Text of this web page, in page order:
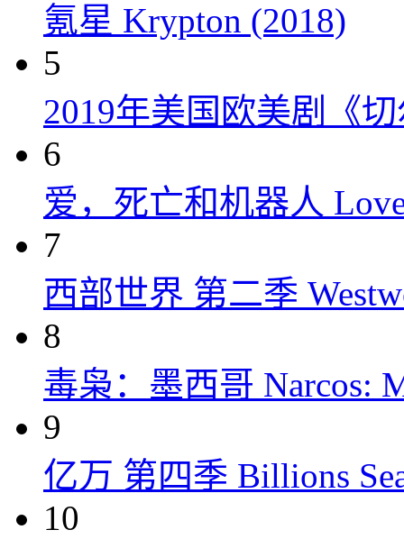
氪星 Krypton (2018)
5
2019年美国欧美剧《
6
爱，死亡和机器人
7
西部世界 第二季
8
毒枭：墨西哥 Narcos:
9
亿万 第四季 Billions
10